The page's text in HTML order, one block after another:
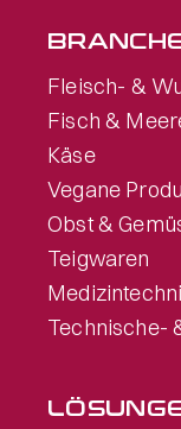
Fleisch- &
Fisch &
Käse
Vegane
Obst &
Teigwaren
Technische-